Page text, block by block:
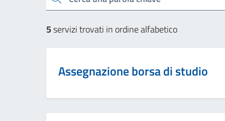
5servizi trovati in ordine alfabetico
Assegnazione borsa di studio